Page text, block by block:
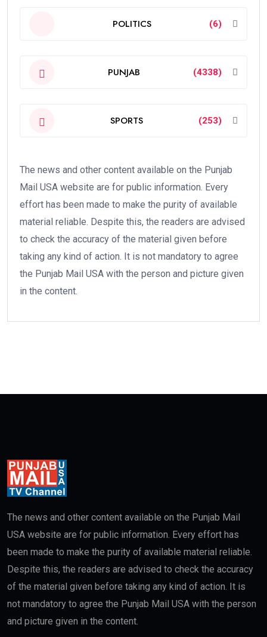
POLITICS (6)
PUNJAB (4338)
SPORTS (253)
The news and other content available on the Punjab
Mail USA website are for public information. Every
effort has been made to make the purity of available
material reliable. Despite this, the readers are advised
to check the accuracy of the material given before
taking any kind of action. It is not mandatory to agree
the Punjab Mail USA with the person and picture given
in the content.
The news and other content available on the Punjab Mail
USA website are for public information. Every effort has
been made to make the purity of available material reliable.
Despite this, the readers are advised to check the accuracy
of the material given before taking any kind of action. It is
not mandatory to agree the Punjab Mail USA with the person
and picture given in the content.